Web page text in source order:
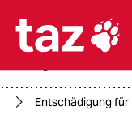

Entschädigung